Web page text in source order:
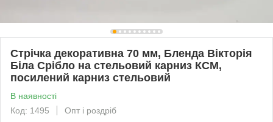
Стрічка декоративна 70 мм, Бленда Вікторія
Біла Срібло на стельовий карниз КСМ,
посилений карниз стельовий
В наявності
Код: 1495
Опт і роздріб